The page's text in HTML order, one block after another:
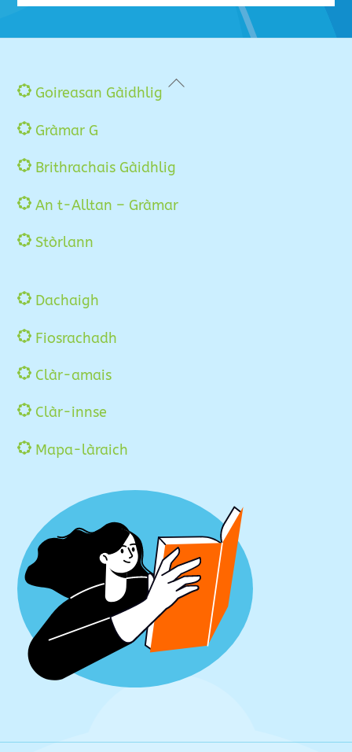
Back
Goireasan Gàidhlig
Gràmar G
Brithrachais Gàidhlig
An t-Alltan – Gràmar
Stòrlann
Dachaigh
Fiosrachadh
Clàr-amais
Clàr-innse
Mapa-làraich